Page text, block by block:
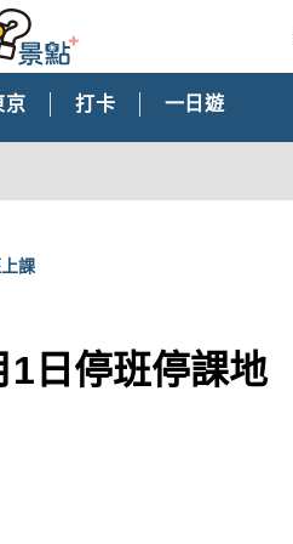
京 打卡 一日遊
課
1日停班停課地